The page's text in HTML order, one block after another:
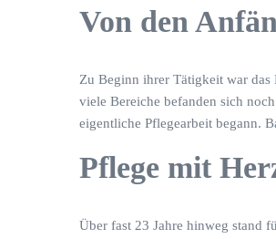
Von den
Zu Beginn ihrer Tätigkeit war das
viele Bereiche befanden sich
eigentliche Pflegearbeit begann.
Pflege mit
Über fast 23 Jahre hinweg stand